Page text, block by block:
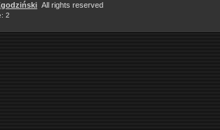
All rights reserved
2